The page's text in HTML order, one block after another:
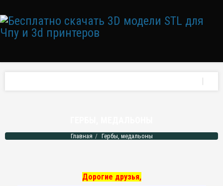
Главная Гербы, медальоны
Дорогие друзья,